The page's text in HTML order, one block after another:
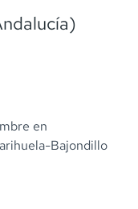
en
Bajondillo